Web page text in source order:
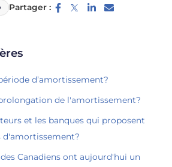
Partager :
d’amortissement?
de l'amortissement?
et les banques qui proposent
d'amortissement?
Canadiens ont aujourd'hui un